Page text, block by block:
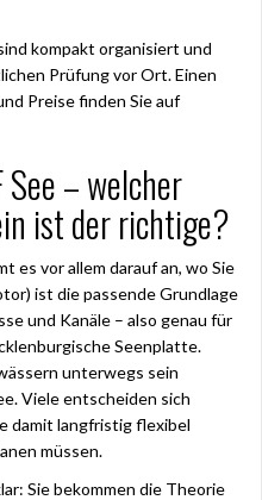
kompakt organisiert und
Prüfung vor Ort. Einen
Preise finden Sie auf
See – welcher
ist der richtige?
es vor allem darauf an, wo Sie
ist die passende Grundlage
und Kanäle – also genau für
Seenplatte.
unterwegs sein
Viele entscheiden sich
damit langfristig flexibel
müssen.
Sie bekommen die Theorie